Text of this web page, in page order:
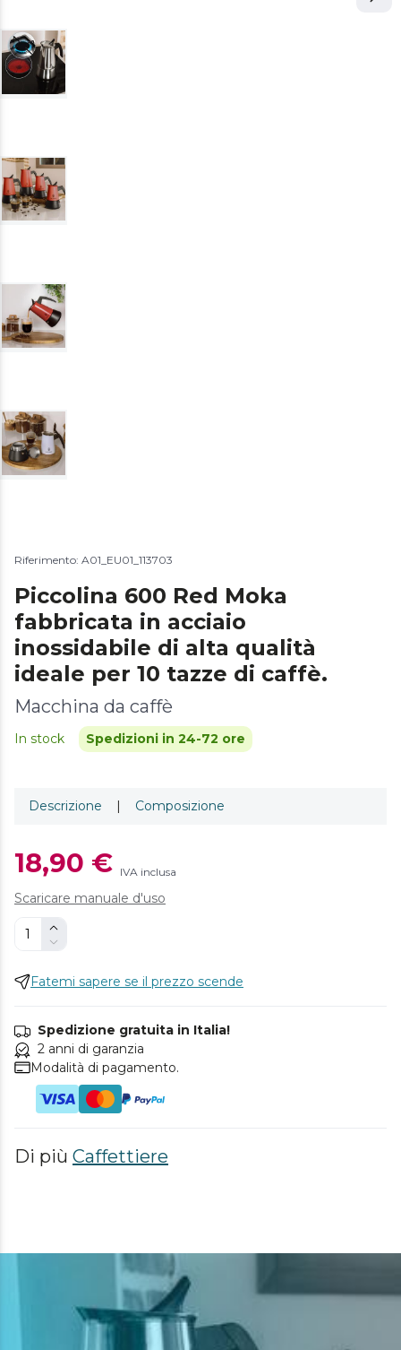
Riferimento: A01_EU01_113703
Piccolina 600 Red Moka
fabbricata in acciaio
inossidabile di alta qualità
ideale per 10 tazze di caffè.
Macchina da caffè
In stock Spedizioni in 24-72 ore
Descrizione | Composizione
18,90 € IVA inclusa
Scaricare manuale d'uso
Fatemi sapere se il prezzo scende
Spedizione gratuita in Italia!
2 anni di garanzia
Modalità di pagamento.
Di più Caffettiere